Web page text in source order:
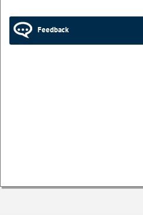
Feedback